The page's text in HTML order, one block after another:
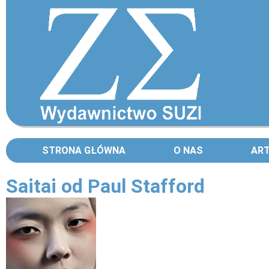
STRONA GŁÓWNA O NAS
Saitai od Paul Stafford